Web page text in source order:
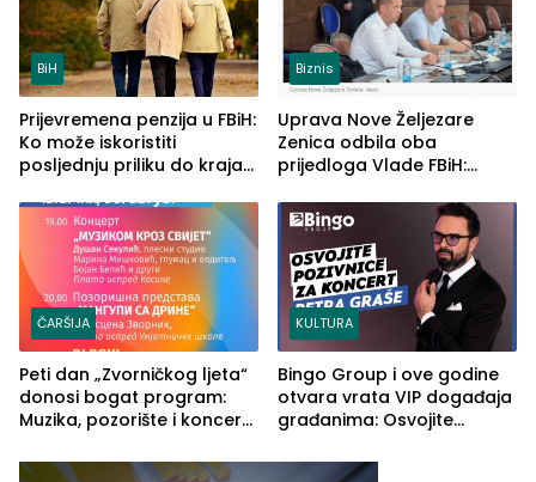
BiH
Prijevremena penzija u FBiH:
Ko može iskoristiti
posljednju priliku do kraja
Biznis
Uprava Nove Željezare
Zenica odbila oba
prijedloga Vlade FBiH:
rješenje
ČARŠIJA
Peti dan „Zvorničkog ljeta“
donosi bogat program:
Muzika, pozorište i koncert
KULTURA
Bingo Group i ove godine
otvara vrata VIP događaja
građanima: Osvojite
Graše